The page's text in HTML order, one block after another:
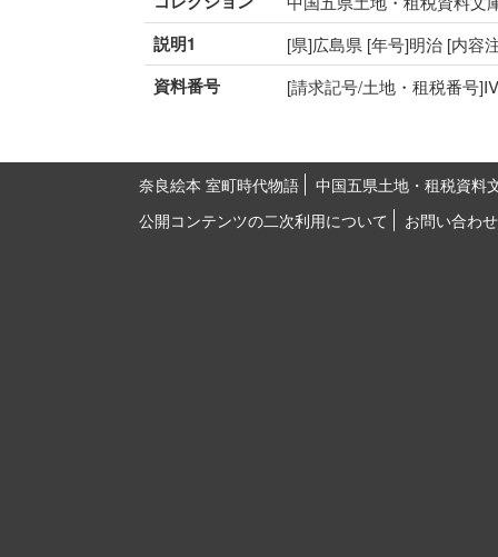
説明1 [県]広島県 [年号]明治 [内容
資料番号 [請求記号/土地・租税番号
奈良絵本 室町時代物語
中国五県土地・租税資料
公開コンテンツの二次利用について
お問い合わせ